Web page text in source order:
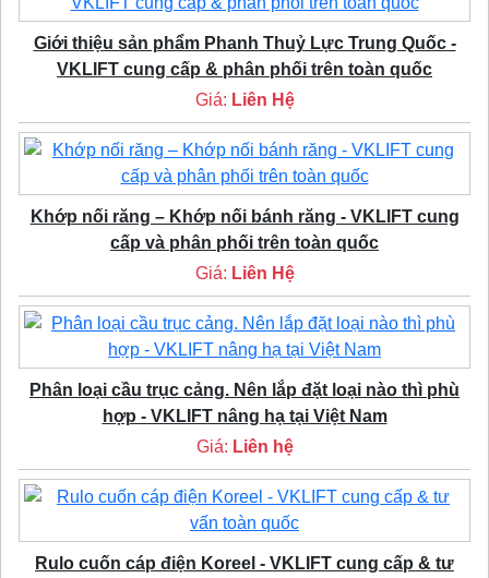
Giới thiệu sản phẩm Phanh Thuỷ Lực Trung Quốc -
VKLIFT cung cấp & phân phối trên toàn quốc
Giá: Liên Hệ
Khớp nối răng – Khớp nối bánh răng - VKLIFT cung
cấp và phân phối trên toàn quốc
Giá: Liên Hệ
Phân loại cầu trục cảng. Nên lắp đặt loại nào thì phù
hợp - VKLIFT nâng hạ tại Việt Nam
Giá: Liên hệ
Rulo cuốn cáp điện Koreel - VKLIFT cung cấp & tư